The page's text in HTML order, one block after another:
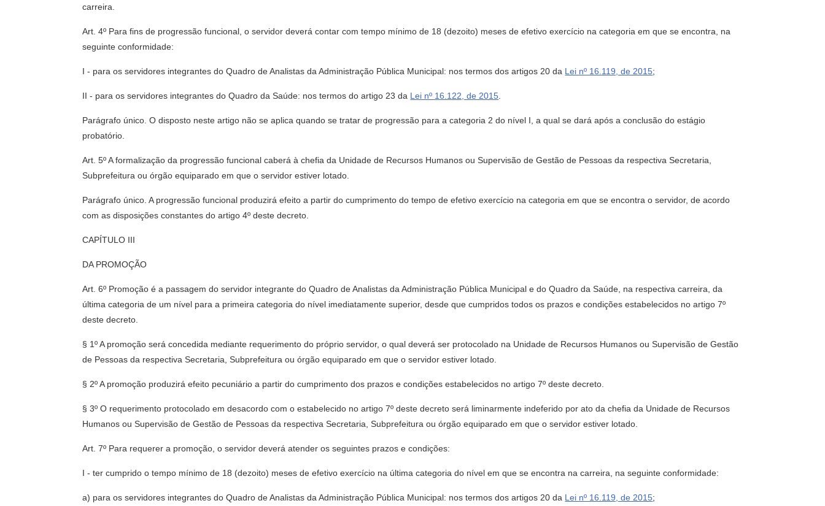
carreira.
Art. 4º Para fins de progressão funcional, o servidor deverá contar com tempo mínimo de 18 (dezoito) meses de efetivo exercício na categoria em que se encontra, na
seguinte conformidade:
I - para os servidores integrantes do Quadro de Analistas da Administração Pública Municipal: nos termos dos artigos 20 da Lei nº 16.119, de 2015;
II - para os servidores integrantes do Quadro da Saúde: nos termos do artigo 23 da Lei nº 16.122, de 2015
Parágrafo único. O disposto neste artigo não se aplica quando se tratar de progressão para a categoria 2 do nível I, a qual se dará após a conclusão do estágio
probatório.
Art. 5º A formalização da progressão funcional caberá à chefia da Unidade de Recursos Humanos ou Supervisão de Gestão de Pessoas da respectiva Secretaria,
Subprefeitura ou órgão equiparado em que o servidor estiver lotado.
Parágrafo único. A progressão funcional produzirá efeito a partir do cumprimento do tempo de efetivo exercício na categoria em que se encontra o servidor, de acordo
com as disposições constantes do artigo 4º deste decreto.
CAPÍTULO III
DA PROMOÇÃO
Art. 6º Promoção é a passagem do servidor integrante do Quadro de Analistas da Administração Pública Municipal e do Quadro da Saúde, na respectiva carreira, da
última categoria de um nível para a primeira categoria do nível imediatamente superior, desde que cumpridos todos os prazos e condições estabelecidos no artigo 7º
deste decreto.
§ 1º A promoção será concedida mediante requerimento do próprio servidor, o qual deverá ser protocolado na Unidade de Recursos Humanos ou Supervisão de Gestão
de Pessoas da respectiva Secretaria, Subprefeitura ou órgão equiparado em que o servidor estiver lotado.
§ 2º A promoção produzirá efeito pecuniário a partir do cumprimento dos prazos e condições estabelecidos no artigo 7º deste decreto.
§ 3º O requerimento protocolado em desacordo com o estabelecido no artigo 7º deste decreto será liminarmente indeferido por ato da chefia da Unidade de Recursos
Humanos ou Supervisão de Gestão de Pessoas da respectiva Secretaria, Subprefeitura ou órgão equiparado em que o servidor estiver lotado.
Art. 7º Para requerer a promoção, o servidor deverá atender os seguintes prazos e condições:
I - ter cumprido o tempo mínimo de 18 (dezoito) meses de efetivo exercício na última categoria do nível em que se encontra na carreira, na seguinte conformidade:
a) para os servidores integrantes do Quadro de Analistas da Administração Pública Municipal: nos termos dos artigos 20 da Lei nº 16.119, de 2015;